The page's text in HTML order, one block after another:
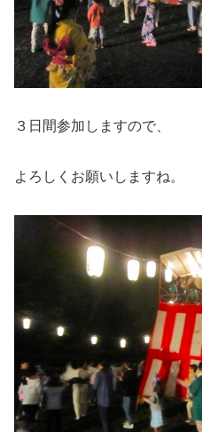
３日間参加しますので、
よろしくお願いしますね。